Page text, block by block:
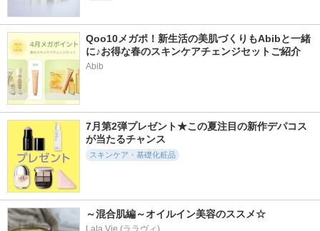
5.5
495件
ニベア２ＷＡＹ美容
洗顔ＡＣ
ニベア
アテニア
フェクション Ⅰ しっ
Qoo10メガポ！新生活の美肌づくりもAbibと一緒
に♪お得な春のスキンケアチェンジセットご紹介
Abib
7月第2弾プレゼント★この夏注目の新作デパコス
が当たるチャンス
スキンケア・基礎化粧品
～混合肌編～オイルイン美容のススメ☆
Lala Vie (ララヴィ)